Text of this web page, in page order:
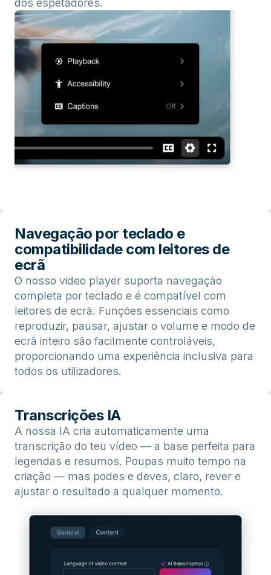
dos espetadores.
Navegação por teclado e
compatibilidade com leitores de
ecrã
O nosso video player suporta navegação
completa por teclado e é compatível com
leitores de ecrã. Funções essenciais como
reproduzir, pausar, ajustar o volume e modo de
ecrã inteiro são facilmente controláveis,
proporcionando uma experiência inclusiva para
todos os utilizadores.
Transcrições IA
A nossa IA cria automaticamente uma
transcrição do teu vídeo — a base perfeita para
legendas e resumos. Poupas muito tempo na
criação — mas podes e deves, claro, rever e
ajustar o resultado a qualquer momento.